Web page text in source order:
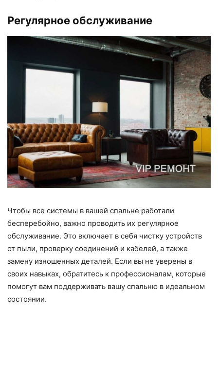
Регулярное обслуживание
Чтобы все системы в вашей спальне работали
бесперебойно, важно проводить их регулярное
обслуживание. Это включает в себя чистку устройств
от пыли, проверку соединений и кабелей, а также
замену изношенных деталей. Если вы не уверены в
своих навыках, обратитесь к профессионалам, которые
помогут вам поддерживать вашу спальню в идеальном
состоянии.